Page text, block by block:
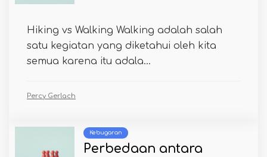
Hiking vs Walking Walking adalah salah
satu kegiatan yang diketahui oleh kita
semua karena itu adala...
Percy Gerlach
Kebugaran
Perbedaan antara